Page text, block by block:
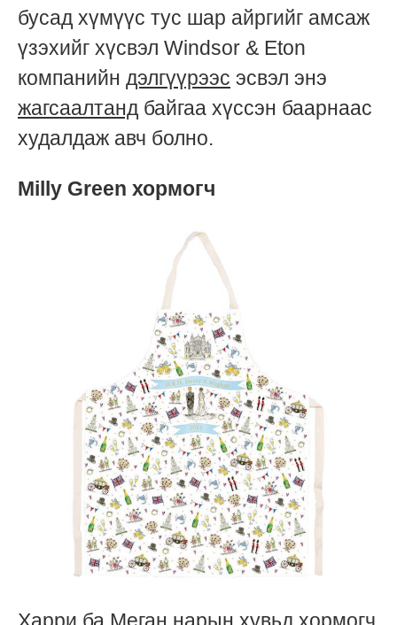
бусад хүмүүс тус шар айргийг амсаж
үзэхийг хүсвэл Windsor & Eton
компанийн дэлгүүрээс эсвэл энэ
жагсаалтанд байгаа хүссэн баарнаас
худалдаж авч болно.
Milly Green хормогч